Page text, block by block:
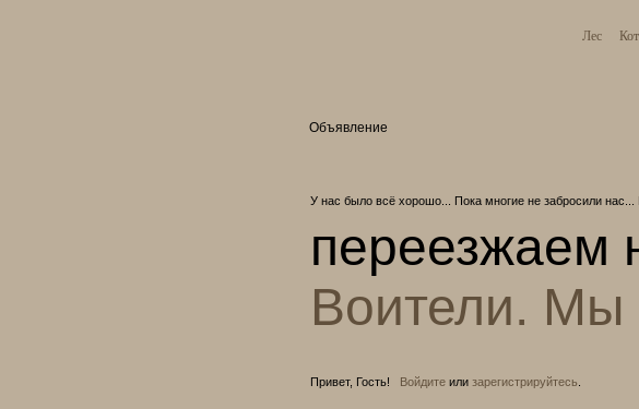
Лес
Объявление
У нас было всё хорошо... Пока многие не забросили
переезжаем
Воители.
Привет, Гость! Войдитеили зарегистрируйтесь